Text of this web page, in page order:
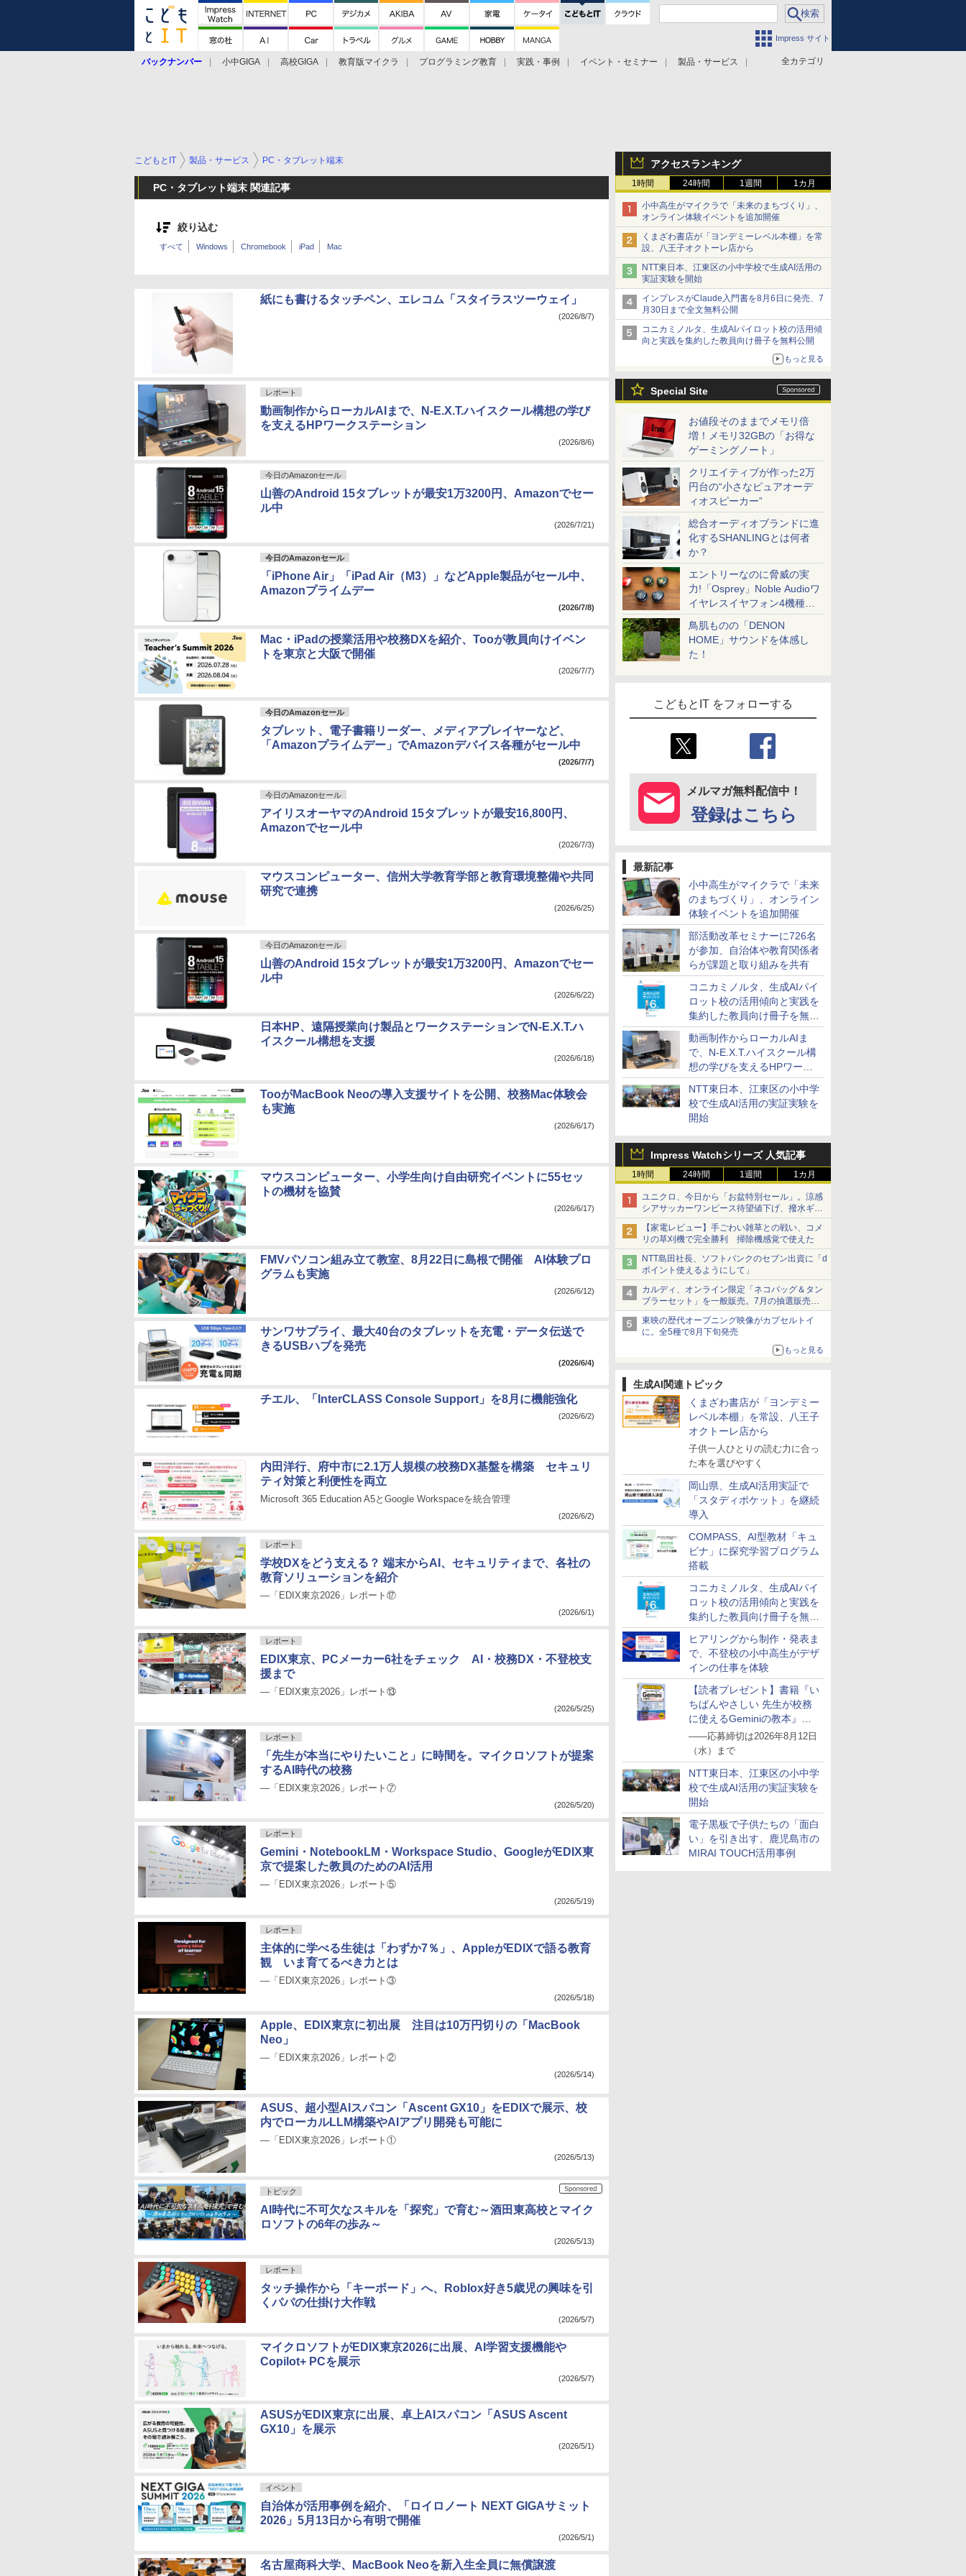
Impress サイト
全カテゴリ
バックナンバー 小中GIGA 高校GIGA 教育版マイクラ プログラミング教育 実践・事例 イベント・セミナー 製品・サービス
アクセスランキング
1時間 24時間 1週間 1カ月
小中高生がマイクラで「未来のまちづくり」、
オンライン体験イベントを追加開催
くまざわ書店が「ヨンデミーレベル本棚」を常
設、八王子オクトーレ店から
NTT東日本、江東区の小中学校で生成AI活用の
実証実験を開始
インプレスがClaude入門書を8月6日に発売、7
月30日まで全文無料公開
コニカミノルタ、生成AIパイロット校の活用傾
向と実践を集約した教員向け冊子を無料公開
もっと見る
Special Site
お値段そのままでメモリ倍
増！メモリ32GBの「お得な
ゲーミングノート」
クリエイティブが作った2万
円台の“小さなピュアオーデ
ィオスピーカー”
総合オーディオブランドに進
化するSHANLINGとは何者
か？
エントリーなのに脅威の実
力!「Osprey」Noble Audioワ
イヤレスイヤフォン4機種を
一気に聴く
鳥肌ものの「DENON
HOME」サウンドを体感し
た！
こどもとIT をフォローする
メルマガ無料配信中！
登録はこちら
最新記事
小中高生がマイクラで「未来
のまちづくり」、オンライン
体験イベントを追加開催
部活動改革セミナーに726名
が参加、自治体や教育関係者
らが課題と取り組みを共有
コニカミノルタ、生成AIパイ
ロット校の活用傾向と実践を
集約した教員向け冊子を無料
公開
動画制作からローカルAIま
で、N-E.X.T.ハイスクール構
想の学びを支えるHPワーク
ステーション
NTT東日本、江東区の小中学
校で生成AI活用の実証実験を
開始
Impress Watchシリーズ 人気記事
1時間 24時間 1週間 1カ月
ユニクロ、今日から「お盆特別セール」。涼感
シアサッカーワンピース待望値下げ、撥水ギア
ショーツは1990円に
【家電レビュー】手ごわい雑草との戦い、コメ
リの草刈機で完全勝利 掃除機感覚で使えた
NTT島田社長、ソフトバンクのセブン出資に「d
ポイント使えるようにして」
カルディ、オンライン限定「ネコバッグ＆タン
ブラーセット」を一般販売。7月の抽選販売の
当選無効分
東映の歴代オープニング映像がカプセルトイ
に。全5種で8月下旬発売
もっと見る
生成AI関連トピック
くまざわ書店が「ヨンデミー
レベル本棚」を常設、八王子
オクトーレ店から
子供一人ひとりの読む力に合っ
た本を選びやすく
岡山県、生成AI活用実証で
「スタディポケット」を継続
導入
COMPASS、AI型教材「キュ
ビナ」に探究学習プログラム
搭載
コニカミノルタ、生成AIパイ
ロット校の活用傾向と実践を
集約した教員向け冊子を無料
公開
ヒアリングから制作・発表ま
で、不登校の小中高生がデザ
インの仕事を体験
【読者プレゼント】書籍『い
ちばんやさしい 先生が校務
に使えるGeminiの教本』を
抽選で5名様にプレゼント
――応募締切は2026年8月12日
（水）まで
NTT東日本、江東区の小中学
校で生成AI活用の実証実験を
開始
電子黒板で子供たちの「面白
い」を引き出す、鹿児島市の
MIRAI TOUCH活用事例
こどもとIT 製品・サービス PC・タブレット端末
PC・タブレット端末 関連記事
絞り込む
すべて Windows Chromebook iPad Mac
紙にも書けるタッチペン、エレコム「スタイラスツーウェイ」
(2026/8/7)
レポート
動画制作からローカルAIまで、N-E.X.T.ハイスクール構想の学び
を支えるHPワークステーション
(2026/8/6)
今日のAmazonセール
山善のAndroid 15タブレットが最安1万3200円、Amazonでセー
ル中
(2026/7/21)
今日のAmazonセール
「iPhone Air」「iPad Air（M3）」などApple製品がセール中、
Amazonプライムデー
(2026/7/8)
Mac・iPadの授業活用や校務DXを紹介、Tooが教員向けイベン
トを東京と大阪で開催
(2026/7/7)
今日のAmazonセール
タブレット、電子書籍リーダー、メディアプレイヤーなど、
「Amazonプライムデー」でAmazonデバイス各種がセール中
(2026/7/7)
今日のAmazonセール
アイリスオーヤマのAndroid 15タブレットが最安16,800円、
Amazonでセール中
(2026/7/3)
マウスコンピューター、信州大学教育学部と教育環境整備や共同
研究で連携
(2026/6/25)
今日のAmazonセール
山善のAndroid 15タブレットが最安1万3200円、Amazonでセー
ル中
(2026/6/22)
日本HP、遠隔授業向け製品とワークステーションでN-E.X.T.ハ
イスクール構想を支援
(2026/6/18)
TooがMacBook Neoの導入支援サイトを公開、校務Mac体験会
も実施
(2026/6/17)
マウスコンピューター、小学生向け自由研究イベントに55セッ
トの機材を協賛
(2026/6/17)
FMVパソコン組み立て教室、8月22日に島根で開催 AI体験プロ
グラムも実施
(2026/6/12)
サンワサプライ、最大40台のタブレットを充電・データ伝送で
きるUSBハブを発売
(2026/6/4)
チエル、「InterCLASS Console Support」を8月に機能強化
(2026/6/2)
内田洋行、府中市に2.1万人規模の校務DX基盤を構築 セキュリ
ティ対策と利便性を両立
Microsoft 365 Education A5とGoogle Workspaceを統合管理
(2026/6/2)
レポート
学校DXをどう支える？ 端末からAI、セキュリティまで、各社の
教育ソリューションを紹介
―「EDIX東京2026」レポート⑰
(2026/6/1)
レポート
EDIX東京、PCメーカー6社をチェック AI・校務DX・不登校支
援まで
―「EDIX東京2026」レポート⑬
(2026/5/25)
レポート
「先生が本当にやりたいこと」に時間を。マイクロソフトが提案
するAI時代の校務
―「EDIX東京2026」レポート⑦
(2026/5/20)
レポート
Gemini・NotebookLM・Workspace Studio、GoogleがEDIX東
京で提案した教員のためのAI活用
―「EDIX東京2026」レポート⑤
(2026/5/19)
レポート
主体的に学べる生徒は「わずか7％」、AppleがEDIXで語る教育
観 いま育てるべき力とは
―「EDIX東京2026」レポート③
(2026/5/18)
Apple、EDIX東京に初出展 注目は10万円切りの「MacBook
Neo」
―「EDIX東京2026」レポート②
(2026/5/14)
ASUS、超小型AIスパコン「Ascent GX10」をEDIXで展示、校
内でローカルLLM構築やAIアプリ開発も可能に
―「EDIX東京2026」レポート①
(2026/5/13)
トピック
AI時代に不可欠なスキルを「探究」で育む～酒田東高校とマイク
ロソフトの6年の歩み～
(2026/5/13)
レポート
タッチ操作から「キーボード」へ、Roblox好き5歳児の興味を引
くパパの仕掛け大作戦
(2026/5/7)
マイクロソフトがEDIX東京2026に出展、AI学習支援機能や
Copilot+ PCを展示
(2026/5/7)
ASUSがEDIX東京に出展、卓上AIスパコン「ASUS Ascent
GX10」を展示
(2026/5/1)
イベント
自治体が活用事例を紹介、「ロイロノート NEXT GIGAサミット
2026」5月13日から有明で開催
(2026/5/1)
名古屋商科大学、MacBook Neoを新入生全員に無償譲渡